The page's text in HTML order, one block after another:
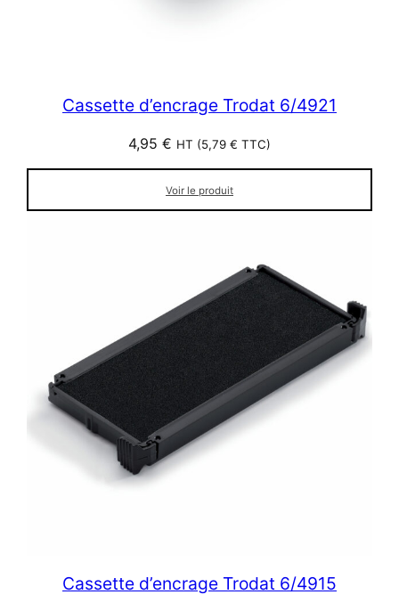
Cassette d’encrage Trodat 6/4921
4,95 € HT (5,79 € TTC)
Voir le produit
Cassette d’encrage Trodat 6/4915